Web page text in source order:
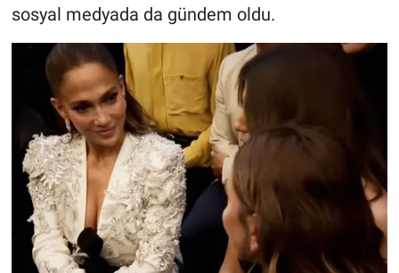
sosyal medyada da gündem oldu.